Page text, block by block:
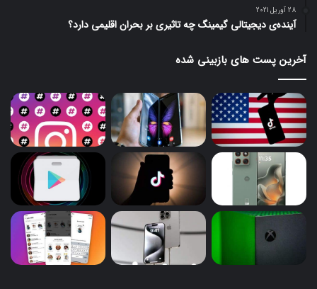
28 آوریل 2021
آینده‌ی دیجیتالی گیمینگ چه تاثیری بر بحران اقلیمی دارد؟
آخرین پست های بازبینی شده